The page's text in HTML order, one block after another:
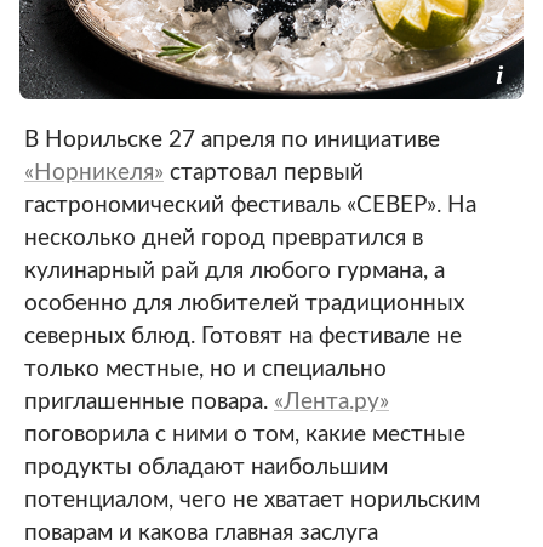
В Норильске 27 апреля по инициативе
«Норникеля» стартовал первый
гастрономический фестиваль «СЕВЕР». На
несколько дней город превратился в
кулинарный рай для любого гурмана, а
особенно для любителей традиционных
северных блюд. Готовят на фестивале не
только местные, но и специально
приглашенные повара. «Лента.ру»
поговорила с ними о том, какие местные
продукты обладают наибольшим
потенциалом, чего не хватает норильским
поварам и какова главная заслуга